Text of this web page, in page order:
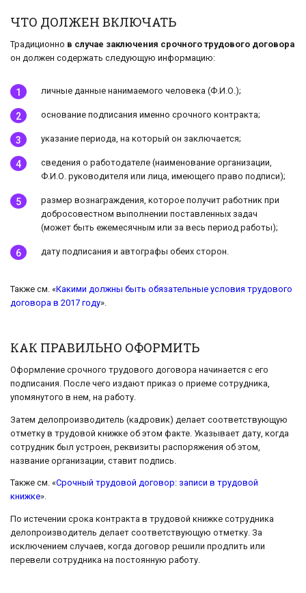
ЧТО ДОЛЖЕН ВКЛЮЧАТЬ
Традиционно в случае заключения срочного трудового договора
он должен содержать следующую информацию:
личные данные нанимаемого человека (Ф.И.О.);
основание подписания именно срочного контракта;
указание периода, на который он заключается;
сведения о работодателе (наименование организации,
Ф.И.О. руководителя или лица, имеющего право подписи);
размер вознаграждения, которое получит работник при
добросовестном выполнении поставленных задач
(может быть ежемесячным или за весь период работы);
дату подписания и автографы обеих сторон.
Также см. «Какими должны быть обязательные условия трудового
договора в 2017 году».
КАК ПРАВИЛЬНО ОФОРМИТЬ
Оформление срочного трудового договора начинается с его
подписания. После чего издают приказ о приеме сотрудника,
упомянутого в нем, на работу.
Затем делопроизводитель (кадровик) делает соответствующую
отметку в трудовой книжке об этом факте. Указывает дату, когда
сотрудник был устроен, реквизиты распоряжения об этом,
название организации, ставит подпись.
Также см. «Срочный трудовой договор: записи в трудовой
книжке».
По истечении срока контракта в трудовой книжке сотрудника
делопроизводитель делает соответствующую отметку. За
исключением случаев, когда договор решили продлить или
перевели сотрудника на постоянную работу.